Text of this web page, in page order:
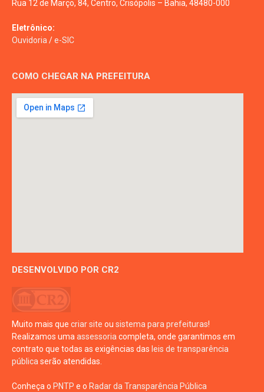
Rua 12 de Março, 84, Centro, Crisópolis – Bahia, 48480-000
Eletrônico:
Ouvidoria /e-SIC
COMO CHEGAR NA PREFEITURA
DESENVOLVIDO POR CR2
Muito mais que criar site ou sistema para prefeituras!
Realizamos uma assessoria completa, onde garantimos em
contrato que todas as exigências das leis de transparência
pública serão atendidas.
Conheça o PNTP e o Radar da Transparência Pública